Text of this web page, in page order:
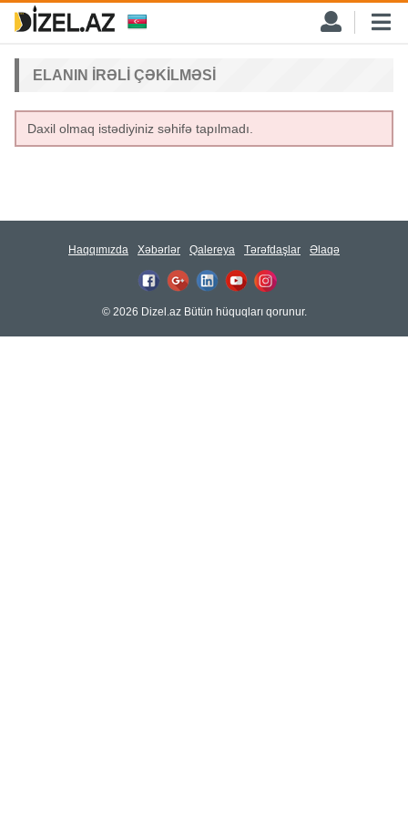
ELANIN IRƏLI ÇƏKILMƏSI
Daxil olmaq istədiyiniz səhifə tapılmadı.
Haqqımızda Xəbərlər Qalereya Tərəfdaşlar Əlaqə
© 2026 Dizel.az Bütün hüquqları qorunur.